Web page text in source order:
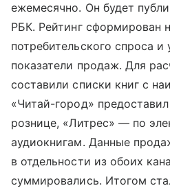
ежемесячно. Он будет
РБК. Рейтинг сформирован
потребительского спроса
показатели продаж. Для
составили списки книг с
«Читай-город»
рознице, «Литрес» — по
аудиокнигам. Данные
в отдельности из обоих
суммировались. Итогом